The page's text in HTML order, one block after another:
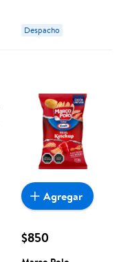
Despacho
$850
Agregar